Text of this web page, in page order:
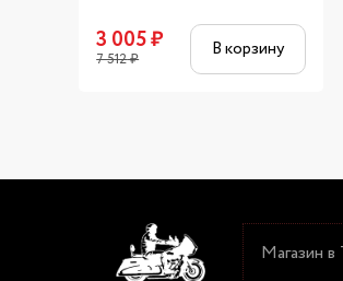
3 005₽
7 512₽ В корзину
Магазин